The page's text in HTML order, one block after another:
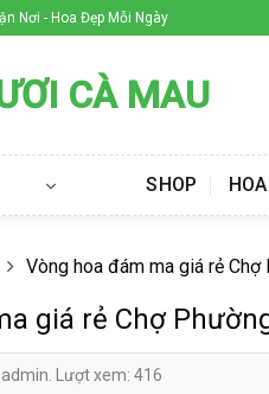
Nơi - Hoa Đẹp Mỗi Ngày
CÀ MAU
SHOP
Vòng hoa đám ma giá rẻ
giá rẻ Chợ
Lượt xem: 416